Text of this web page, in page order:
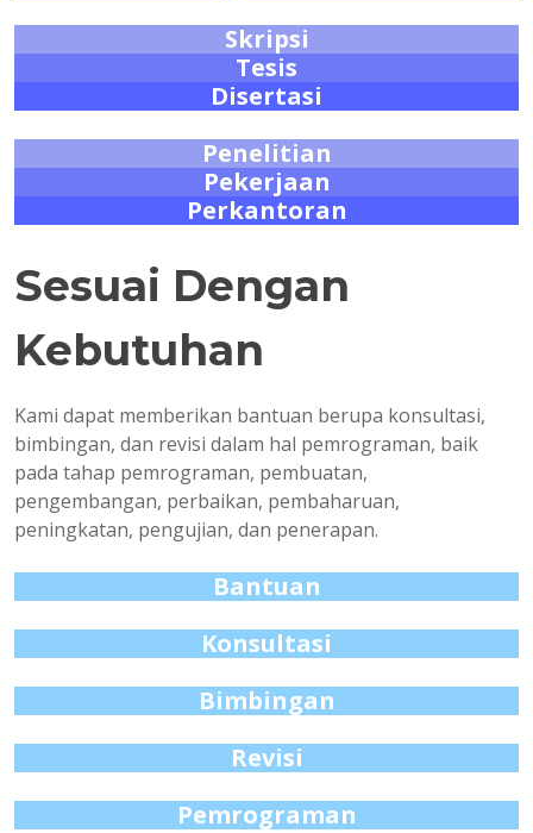
Skripsi
Tesis
Disertasi
Penelitian
Pekerjaan
Perkantoran
Sesuai Dengan
Kebutuhan
Kami dapat memberikan bantuan berupa konsultasi,
bimbingan, dan revisi dalam hal pemrograman, baik
pada tahap pemrograman, pembuatan,
pengembangan, perbaikan, pembaharuan,
peningkatan, pengujian, dan penerapan.
Bantuan
Konsultasi
Bimbingan
Revisi
Pemrograman